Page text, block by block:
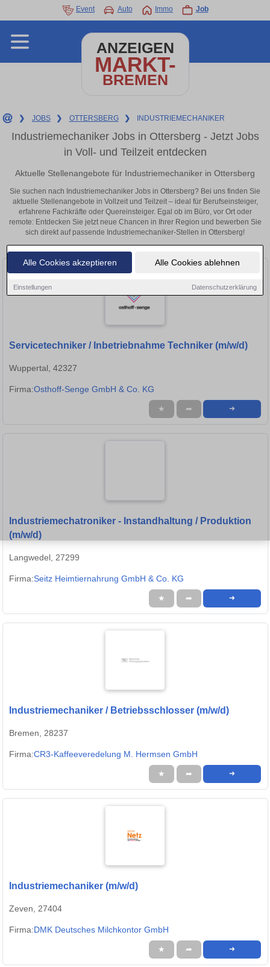
Alle Cookies akzeptieren Alle Cookies ablehnen
Einstellungen Datenschutzerklärung
Event Auto Immo Job
ANZEIGEN
MARKT-
BREMEN
❯ JOBS ❯ OTTERSBERG ❯ INDUSTRIEMECHANIKER
Industriemechaniker Jobs in Ottersberg - Jetzt Jobs
in Voll- und Teilzeit entdecken
Aktuelle Stellenangebote für Industriemechaniker in Ottersberg
Sie suchen nach Industriemechaniker Jobs in Ottersberg? Bei uns finden Sie
aktuelle Stellenangebote in Vollzeit und Teilzeit – ideal für Berufseinsteiger,
erfahrene Fachkräfte oder Quereinsteiger. Egal ob im Büro, vor Ort oder
remote: Entdecken Sie jetzt neue Chancen in Ihrer Region und bewerben Sie
sich direkt auf passende Industriemechaniker-Stellen in Ottersberg!
Servicetechniker / Inbetriebnahme Techniker (m/w/d)
Wuppertal, 42327
Firma:Osthoff-Senge GmbH & Co. KG
★ ➦ ➜
Industriemechatroniker - Instandhaltung / Produktion
(m/w/d)
Langwedel, 27299
Firma:Seitz Heimtiernahrung GmbH & Co. KG
★ ➦ ➜
Industriemechaniker / Betriebsschlosser (m/w/d)
Bremen, 28237
Firma:CR3-Kaffeeveredelung M. Hermsen GmbH
★ ➦ ➜
Industriemechaniker (m/w/d)
Zeven, 27404
Firma:DMK Deutsches Milchkontor GmbH
★ ➦ ➜